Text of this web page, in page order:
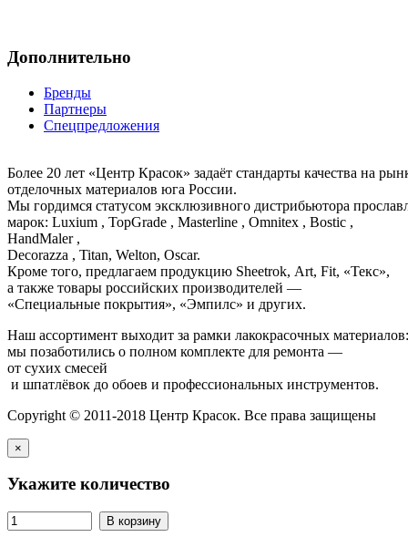
Дополнительно
Бренды
Партнеры
Спецпредложения
Более 20 лет «Центр Красок» задаёт стандарты качества на
отделочных материалов юга России.
Мы гордимся статусом эксклюзивного дистрибьютора
марок: Luxium , TopGrade , Masterline , Omnitex , Bostic ,
HandMaler ,
Decorazza , Titan, Welton, Oscar.
Кроме того, предлагаем продукцию Sheetrok, Art, Fit, «Текс»,
а также товары российских производителей —
«Специальные покрытия», «Эмпилс» и других.
Наш ассортимент выходит за рамки лакокрасочных
мы позаботились о полном комплекте для ремонта —
от сухих смесей
и шпатлёвок до обоев и профессиональных инструментов.
Copyright © 2011-2018 Центр Красок. Все права защищены
×
Укажите количество
В корзину